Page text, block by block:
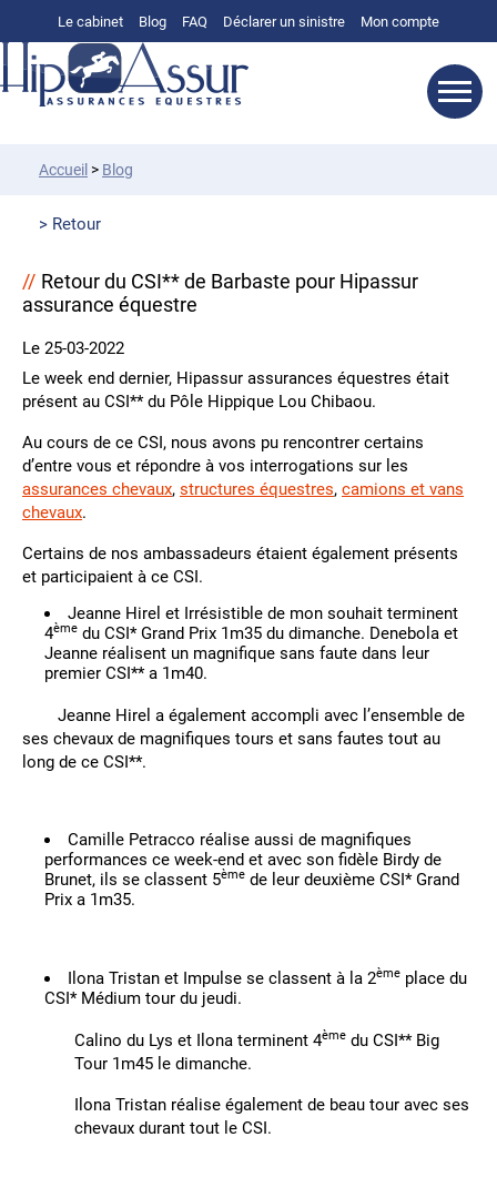
Le cabinet Blog FAQ Déclarer un sinistre Mon compte
Accueil > Blog
Retour
Retour du CSI** de Barbaste pour Hipassur
assurance équestre
Le 25-03-2022
Le week end dernier, Hipassur assurances équestres était
présent au CSI** du Pôle Hippique Lou Chibaou.
Au cours de ce CSI, nous avons pu rencontrer certains
d’entre vous et répondre à vos interrogations sur les
assurances chevaux, structures équestres, camions et vans
chevaux.
Certains de nos ambassadeurs étaient également présents
et participaient à ce CSI.
Jeanne Hirel et Irrésistible de mon souhait terminent
4ème du CSI* Grand Prix 1m35 du dimanche. Denebola et
Jeanne réalisent un magnifique sans faute dans leur
premier CSI** a 1m40.
Jeanne Hirel a également accompli avec l’ensemble de
ses chevaux de magnifiques tours et sans fautes tout au
long de ce CSI**.
Camille Petracco réalise aussi de magnifiques
performances ce week-end et avec son fidèle Birdy de
Brunet, ils se classent 5ème de leur deuxième CSI* Grand
Prix a 1m35.
Ilona Tristan et Impulse se classent à la 2ème place du
CSI* Médium tour du jeudi.
Calino du Lys et Ilona terminent 4ème du CSI** Big
Tour 1m45 le dimanche.
Ilona Tristan réalise également de beau tour avec ses
chevaux durant tout le CSI.